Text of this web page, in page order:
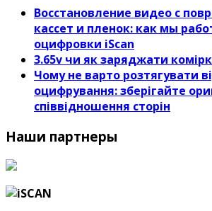
Восстановление видео с
кассет и пленок: как мы
оцифровки iScan
3.65v чи як заряджати
Чому не варто розтягувати
оцифрування: зберігайте
співвідношення сторін
Наши партнеры